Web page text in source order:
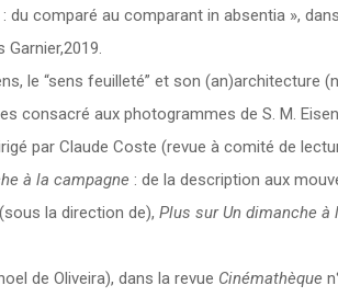
comparé au comparant in absentia »,
Garnier,2019.
le “sens feuilleté” et son (an)architecture
consacré aux photogrammes de S. M.
par Claude Coste (revue à comité de
à la campagne : de la description aux
la direction de), Plus sur Un dimanche à
de Oliveira), dans la revue Cinémathèque